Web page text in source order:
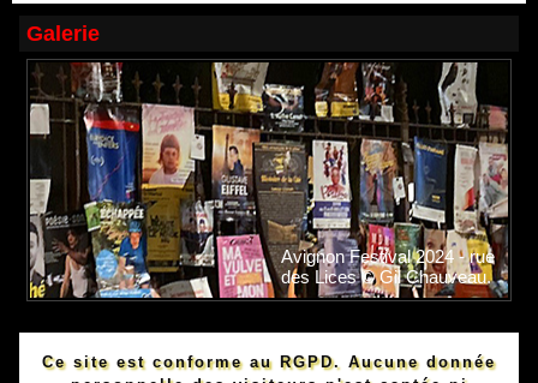
Galerie
Avignon Festival 2024 - rue
des Lices © Gil Chauveau.
Ce site est conforme au RGPD. Aucune donnée